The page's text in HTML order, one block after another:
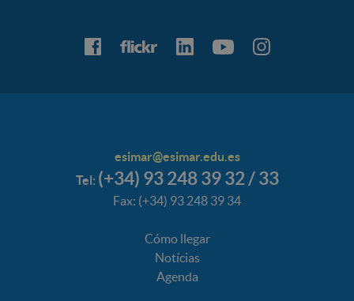
esimar@esimar.edu.es
Tel: (+34) 93 248 39 32 / 33
Fax: (+34) 93 248 39 34
Cómo llegar
Notícias
Agenda